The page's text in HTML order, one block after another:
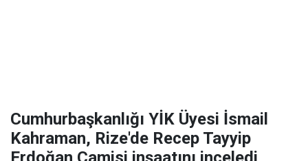
Cumhurbaşkanlığı YİK Üyesi İsmail
Kahraman, Rize'de Recep Tayyip